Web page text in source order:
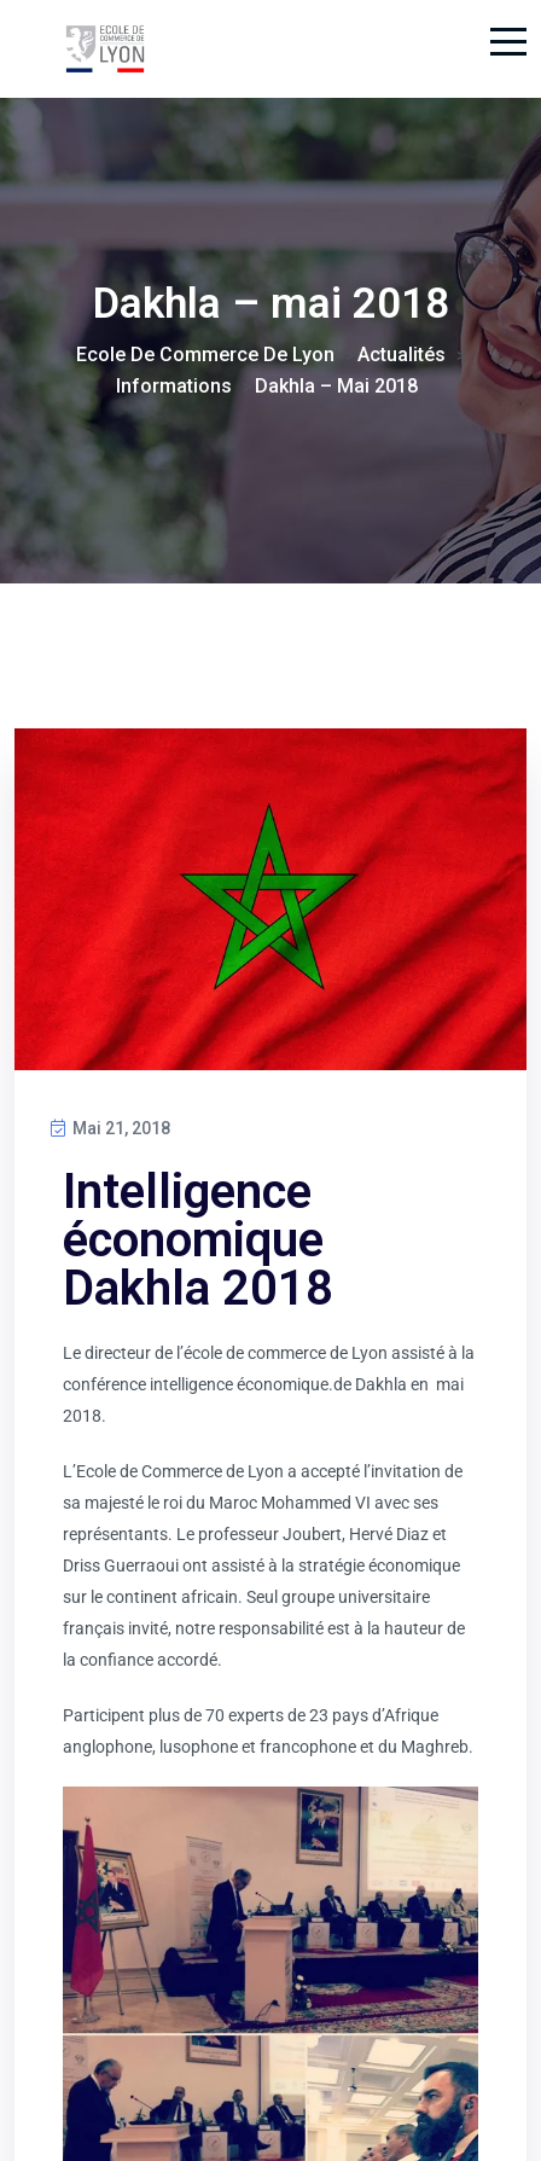
Dakhla – mai 2018
Ecole De Commerce De Lyon Actualités >
Informations Dakhla – Mai 2018
Mai 21, 2018
Intelligence
économique
Dakhla 2018
Le directeur de l’école de commerce de Lyon assisté à la
conférence intelligence économique.de Dakhla en mai
2018.
L’Ecole de Commerce de Lyon a accepté l’invitation de
sa majesté le roi du Maroc Mohammed VI avec ses
représentants. Le professeur Joubert, Hervé Diaz et
Driss Guerraoui ont assisté à la stratégie économique
sur le continent africain. Seul groupe universitaire
français invité, notre responsabilité est à la hauteur de
la confiance accordé.
Participent plus de 70 experts de 23 pays d’Afrique
anglophone, lusophone et francophone et du Maghreb.